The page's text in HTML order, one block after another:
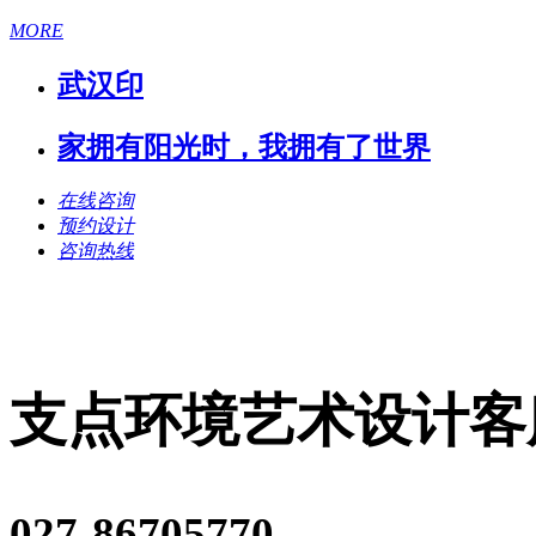
MORE
武汉印
家拥有阳光时，我拥有了世界
在线咨询
预约设计
咨询热线
支点环境艺术设计